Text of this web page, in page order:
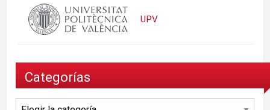
UPV
Categorías
Categorías